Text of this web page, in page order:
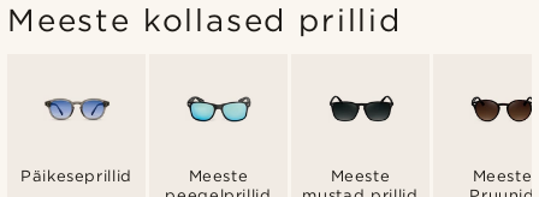
Meeste kollased prillid
Päikeseprillid
Meeste
Meeste
Meeste